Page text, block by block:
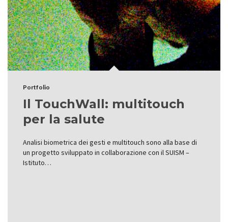
Portfolio
Il TouchWall: multitouch
per la salute
Analisi biometrica dei gesti e multitouch sono alla base di
un progetto sviluppato in collaborazione con il SUISM –
Istituto…